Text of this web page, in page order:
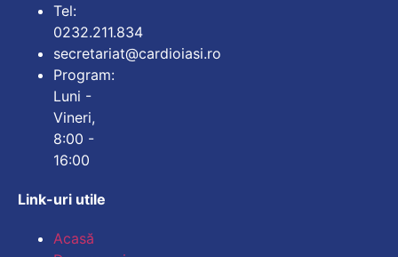
Tel:
0232.211.834
secretariat@cardioiasi.ro
Program:
Luni -
Vineri,
8:00 -
16:00
Link-uri utile
Acasă